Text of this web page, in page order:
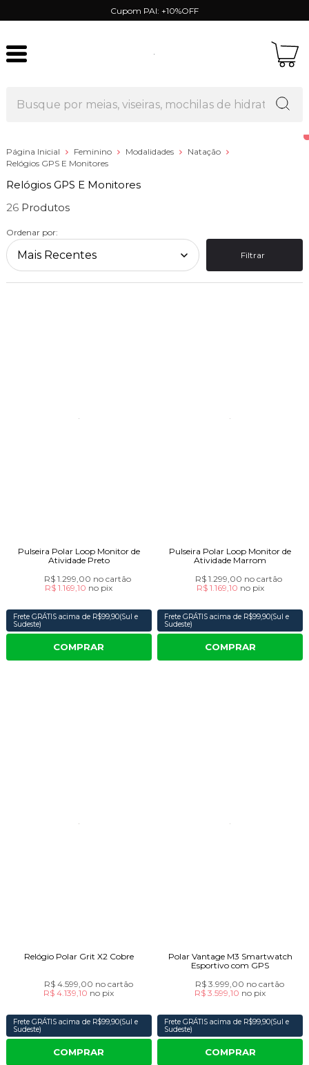
Cupom PAI: +10%OFF
Página Inicial Feminino Modalidades
Natação
Relógios GPS E Monitores
Relógios GPS E Monitores
26
Ordenar por:
Filtrar
Pulseira Polar Loop Monitor de
Atividade Preto
R$ 1.299,00 no cartão
R$ 1.169,10 no pix
Frete GRÁTIS acima de R$99,90(Sul e
Sudeste)
COMPRAR
Pulseira Polar Loop Monitor de
Atividade Marrom
R$ 1.299,00 no cartão
R$ 1.169,10 no pix
Frete GRÁTIS acima de R$99,90(Sul e
Sudeste)
COMPRAR
Relógio Polar Grit X2 Cobre
R$ 4.599,00 no cartão
R$ 4.139,10 no pix
Frete GRÁTIS acima de R$99,90(Sul e
Sudeste)
COMPRAR
Polar Vantage M3 Smartwatch
Esportivo com GPS
R$ 3.999,00 no cartão
R$ 3.599,10 no pix
Frete GRÁTIS acima de R$99,90(Sul e
Sudeste)
COMPRAR